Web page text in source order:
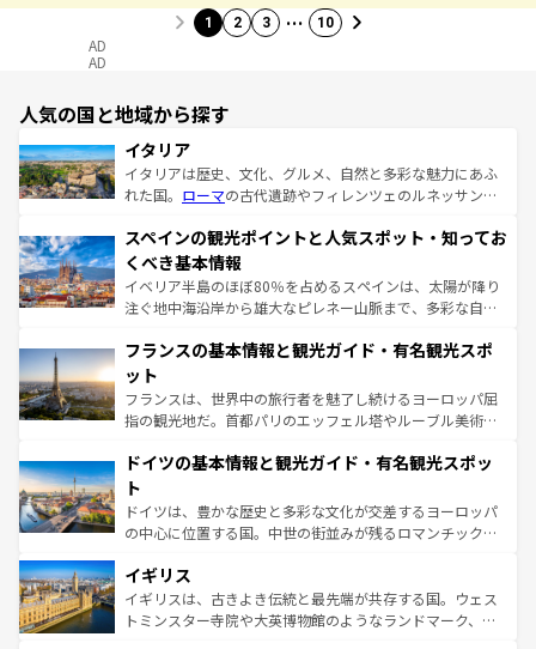
1 2 3 … 10
AD
AD
人気の国と地域から探す
イタリア
イタリアは歴史、文化、グルメ、自然と多彩な魅力にあふ
れた国。 ローマの古代遺跡やフィレンツェのルネッサンス
ろん、トスカーナの美しい田園風景やアマルフィ海岸の絶
景など、自然景観も見逃せない。観光の合間には、本場の
ピザやパスタなど、絶品のイタリア料理を堪能することも
できる。朝目覚めてから夜眠るまで、すべての瞬間を楽し
なお、新着のイタリア情報はコンテンツ一覧を参照してほ
しい。
スペインの観光ポイントと人気スポット・知ってお
くべき基本情報
イベリア半島のほぼ80％を占めるスペインは、太陽が降り
注ぐ地中海沿岸から雄大なピレネー山脈まで、多彩な自然
文化が根付くこの国では、情熱的なフラメンコ、熱気あふ
れる闘牛、そして美味しいタパスが生活の一部となってい
る。首都マドリードの洗練された雰囲気や、バルセロナの
アートに溢れた街角から、地方では古代ローマ遺跡や中世
せる。地方によって風土や気候が異なるスペインはその個
ンテンツ一覧 を参照してほしい。
フランスの基本情報と観光ガイド・有名観光スポ
ット
フランスは、世界中の旅行者を魅了し続けるヨーロッパ屈
指の観光地だ。首都パリのエッフェル塔やルーブル美術館
で、幅広い魅力が詰まっている。華麗な宮殿、歴史的な大
聖堂、美しいビーチ、そして豊かな自然が、訪れる者を心
から魅了する。また、フランスは美食の国としても知ら
れ、フランス料理はユネスコ無形文化遺産にも登録されて
香り高いラベンダー畑など、多彩な楽しみ方が可能だ。さ
らに、パリ以外の地域にも魅力が溢れており、どの街角に
も豊かな歴史と文化が息づいている。パリ以外の個性あふ
ドイツの基本情報と観光ガイド・有名観光スポッ
ト
ドイツは、豊かな歴史と多彩な文化が交差するヨーロッパ
の中心に位置する国。中世の街並みが残るロマンチック街
顔を持つこの国は、どこを歩いても飽きることがない。ベ
ルリンの文化的活気、バイエルン州のアルプスの絶景、そ
してライン川沿いのワイン畑といった風景は必見。ビール
イギリス
イギリスは、古きよき伝統と最先端が共存する国。ウェス
トミンスター寺院や大英博物館のようなランドマーク、歴